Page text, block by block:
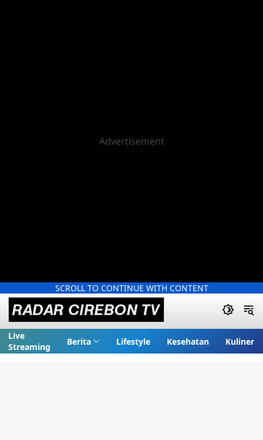
SCROLL TO CONTINUE WITH CONTENT
Live
Streaming
Berita Lifestyle Kesehatan Kuliner